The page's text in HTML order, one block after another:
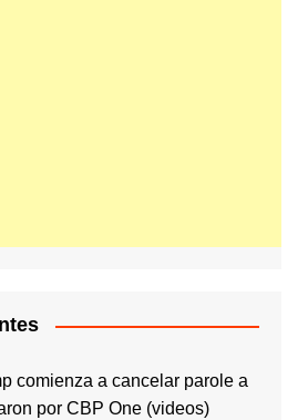
comienza a cancelar parole a
por CBP One (videos)